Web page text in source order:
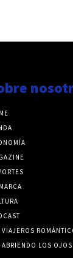
VIAJEROS
ABRIENDO LOS OJOS